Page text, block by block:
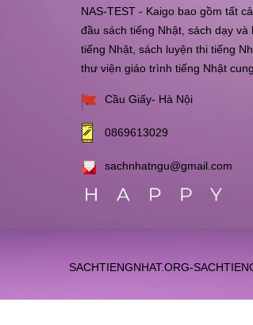
NAS-TEST - Kaigo bao gồm tất
đầu sách tiếng Nhật, sách dạy và
tiếng Nhật, sách luyện thi tiếng
thư viện giáo trình tiếng Nhật
Cầu Giấy- Hà Nội
0869613029
sachnhatngu@gmail.com
SACHTIENGNHAT.ORG-